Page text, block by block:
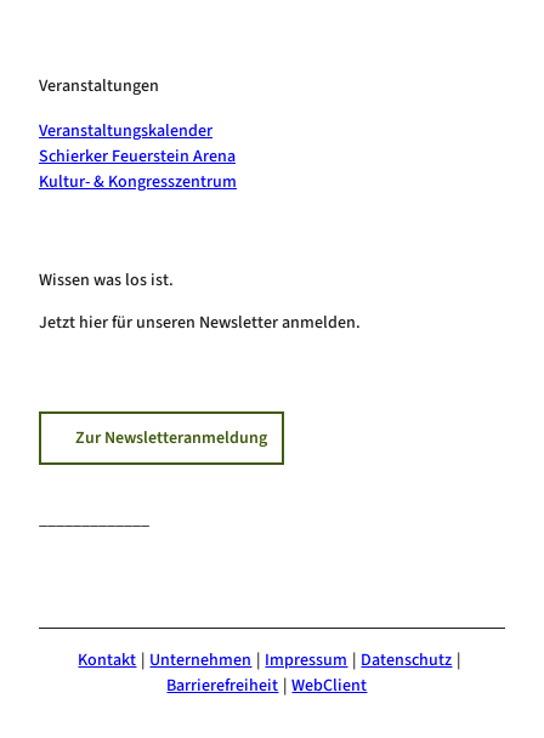
Veranstaltungen
Veranstaltungskalender
Schierker Feuerstein Arena
Kultur- & Kongresszentrum
Wissen was los ist.
Jetzt hier für unseren Newsletter anmelden.
Zur Newsletteranmeldung
_____________
c
s
t
u
T
Kontakt Unternehmen Impressum Datenschutz
Barrierefreiheit WebClient